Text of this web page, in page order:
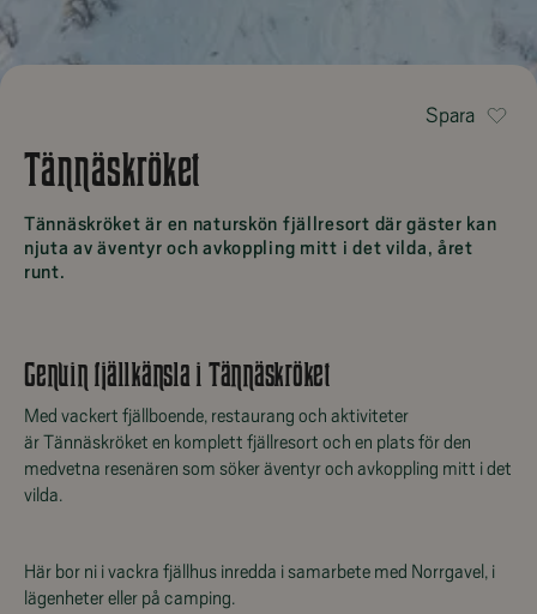
Spara
Tännäskröket
Tännäskröket är en naturskön fjällresort där gäster kan
njuta av äventyr och avkoppling mitt i det vilda, året
runt.
Genuin fjällkänsla i Tännäskröket
Med vackert fjällboende, restaurang och aktiviteter
är Tännäskröket en komplett fjällresort och en plats för den
medvetna resenären som söker äventyr och avkoppling mitt i det
vilda.
Här bor ni i vackra fjällhus inredda i samarbete med Norrgavel, i
lägenheter eller på camping.